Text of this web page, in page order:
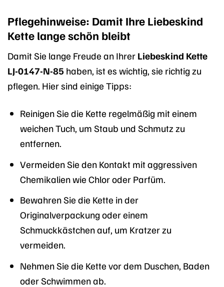
Pflegehinweise: Damit Ihre Liebeskind
Kette lange schön bleibt
Damit Sie lange Freude an Ihrer Liebeskind Kette
LJ-0147-N-85 haben, ist es wichtig, sie richtig zu
pflegen. Hier sind einige Tipps:
Reinigen Sie die Kette regelmäßig mit einem
weichen Tuch, um Staub und Schmutz zu
entfernen.
Vermeiden Sie den Kontakt mit aggressiven
Chemikalien wie Chlor oder Parfüm.
Bewahren Sie die Kette in der
Originalverpackung oder einem
Schmuckkästchen auf, um Kratzer zu
vermeiden.
Nehmen Sie die Kette vor dem Duschen, Baden
oder Schwimmen ab.